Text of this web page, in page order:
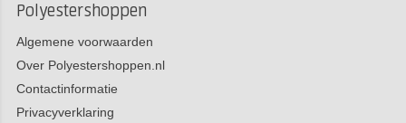
Polyestershoppen
Algemene voorwaarden
Over Polyestershoppen.nl
Contactinformatie
Privacyverklaring